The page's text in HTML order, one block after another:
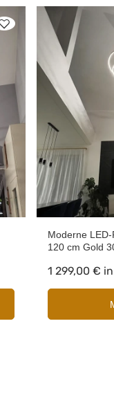
Moderne
120 cm Gold
1 299,00 €